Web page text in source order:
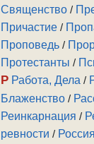
Священство /
Причастие /
Проповедь /
Протестанты /
Р Работа, Дела /
Блаженство /
Реинкарнация /
ревности / Россия